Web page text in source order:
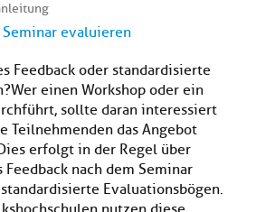
Seminar evaluieren
Feedback oder standardisierte
einen Workshop oder ein
sollte daran interessiert
Teilnehmenden das Angebot
erfolgt in der Regel über
nach dem Seminar
Evaluationsbögen.